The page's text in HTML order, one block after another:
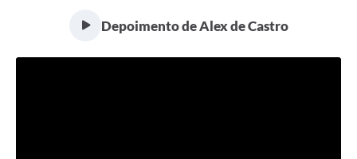
Depoimento de Alex de Castro